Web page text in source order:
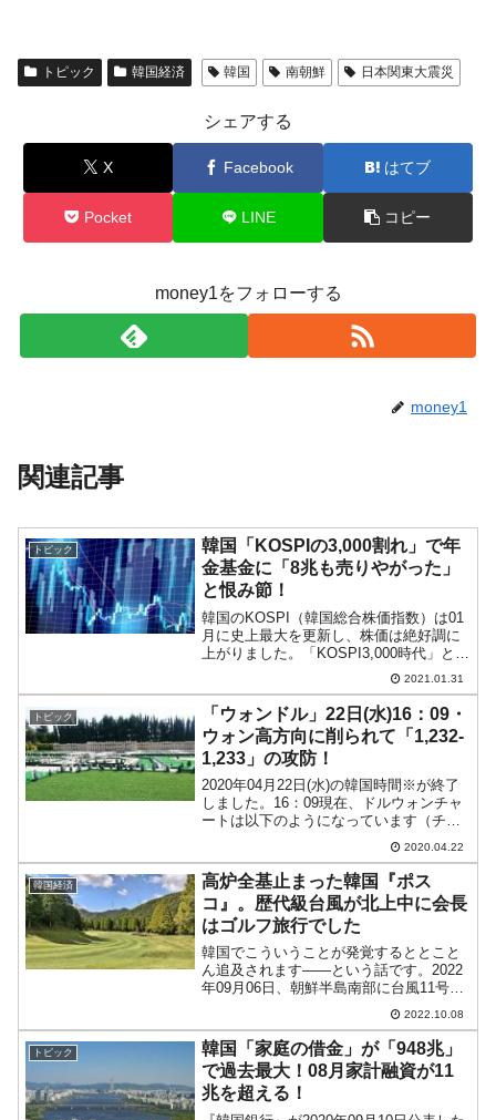
トピック 韓国経済 韓国 南朝鮮 日本関東大震災
シェアする
X Facebook はてブ
Pocket LINE コピー
money1をフォローする
money1
関連記事
トピック
韓国「KOSPIの3,000割れ」で年
金基金に「8兆も売りやがった」
と恨み節！
韓国のKOSPI（韓国総合株価指数）は01
月に史上最大を更新し、株価は絶好調に
上がりました。「KOSPI3,000時代」とい
う惹句が韓国メディアで踊ったのもつか
の間、2021年01月29日(金)は「3,000」を
割り込みました。結局2021...
2021.01.31
トピック
「ウォンドル」22日(水)16：09・
ウォン高方向に削られて「1,232-
1,233」の攻防！
2020年04月22日(水)の韓国時間※が終了
しました。16：09現在、ドルウォンチャ
ートは以下のようになっています（チャ
ートは『Investing.com』より引用：以下
同）。いまだウォン安方向への陽線では
ありますが、ローソク足の上はだい...
2020.04.22
韓国経済
高炉全基止まった韓国『ポス
コ』。歴代級台風が北上中に会長
はゴルフ旅行でした
韓国でこういうことが発覚するととこと
ん追及されます――という話です。2022
年09月06日、朝鮮半島南部に台風11号が
上陸し、韓国に甚大な被害をもたらしま
した。事業に支障を来す企業が続出し、
中でも韓国を代表する鉄鋼メーカー
『POSCO（ポス...
2022.10.08
トピック
韓国「家庭の借金」が「948兆」
で過去最大！08月家計融資が11
兆を超える！